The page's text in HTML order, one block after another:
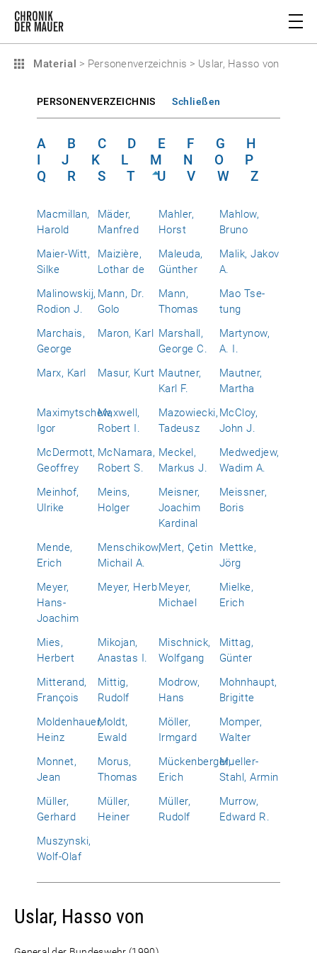
Material > Personenverzeichnis > Uslar, Hasso von
PERSONENVERZEICHNIS Schließen
A B C D E F G
H
I
J K L M N O
P
Q
R S T U V W Z
Macmillan,
Harold
Mäder,
Manfred
Mahler,
Horst
Mahlow,
Bruno
Maier-Witt,
Silke
Maizière,
Lothar de
Maleuda,
Günther
Malik, Jakov
A.
Malinowskij,
Rodion J.
Mann, Dr.
Golo
Mann,
Thomas
Mao Tse-
tung
Marchais,
George
Maron, Karl Marshall,
George C.
Martynow,
A. I.
Marx, Karl
Masur, Kurt Mautner,
Karl F.
Mautner,
Martha
Maximytschew,
Igor
Maxwell,
Robert I.
Mazowiecki,
Tadeusz
McCloy,
John J.
McDermott,
Geoffrey
McNamara,
Robert S.
Meckel,
Markus J.
Medwedjew,
Wadim A.
Meinhof,
Ulrike
Meins,
Holger
Meisner,
Joachim
Kardinal
Meissner,
Boris
Mende,
Erich
Menschikow,
Michail A.
Mert, Çetin Mettke,
Jörg
Meyer,
Hans-
Joachim
Meyer, HerbMeyer,
Michael
Mielke,
Erich
Mies,
Herbert
Mikojan,
Anastas I.
Mischnick,
Wolfgang
Mittag,
Günter
Mitterand,
François
Mittig,
Rudolf
Modrow,
Hans
Mohnhaupt,
Brigitte
Moldenhauer,
Heinz
Moldt,
Ewald
Möller,
Irmgard
Momper,
Walter
Monnet,
Jean
Morus,
Thomas
Mückenberger,
Erich
Mueller-
Stahl, Armin
Müller,
Gerhard
Müller,
Heiner
Müller,
Rudolf
Murrow,
Edward R.
Muszynski,
Wolf-Olaf
Uslar, Hasso von